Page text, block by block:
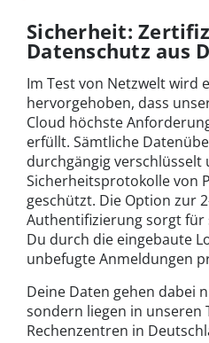
Sicherheit:
Datenschutz aus
Im Test von Netzwelt wird
hervorgehoben, dass
Cloud höchste
erfüllt. Sämtliche
durchgängig
Sicherheitsprotokolle von
geschützt. Die Option zur
Authentifizierung sorgt für
Du durch die eingebaute
unbefugte Anmeldungen
Deine Daten gehen dabei
sondern liegen in unseren
Rechenzentren in